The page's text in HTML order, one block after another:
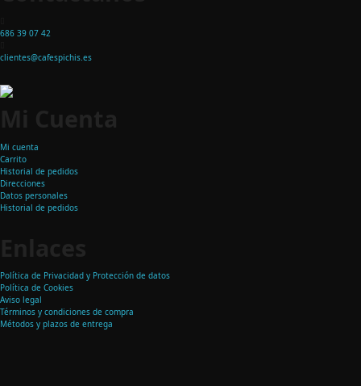
686 39 07 42
clientes@cafespichis.es
Mi cuenta
Carrito
Historial de pedidos
Direcciones
Datos personales
Historial de pedidos
Política de Privacidad y Protección de datos
Política de Cookies
Aviso legal
Términos y condiciones de compra
Métodos y plazos de entrega